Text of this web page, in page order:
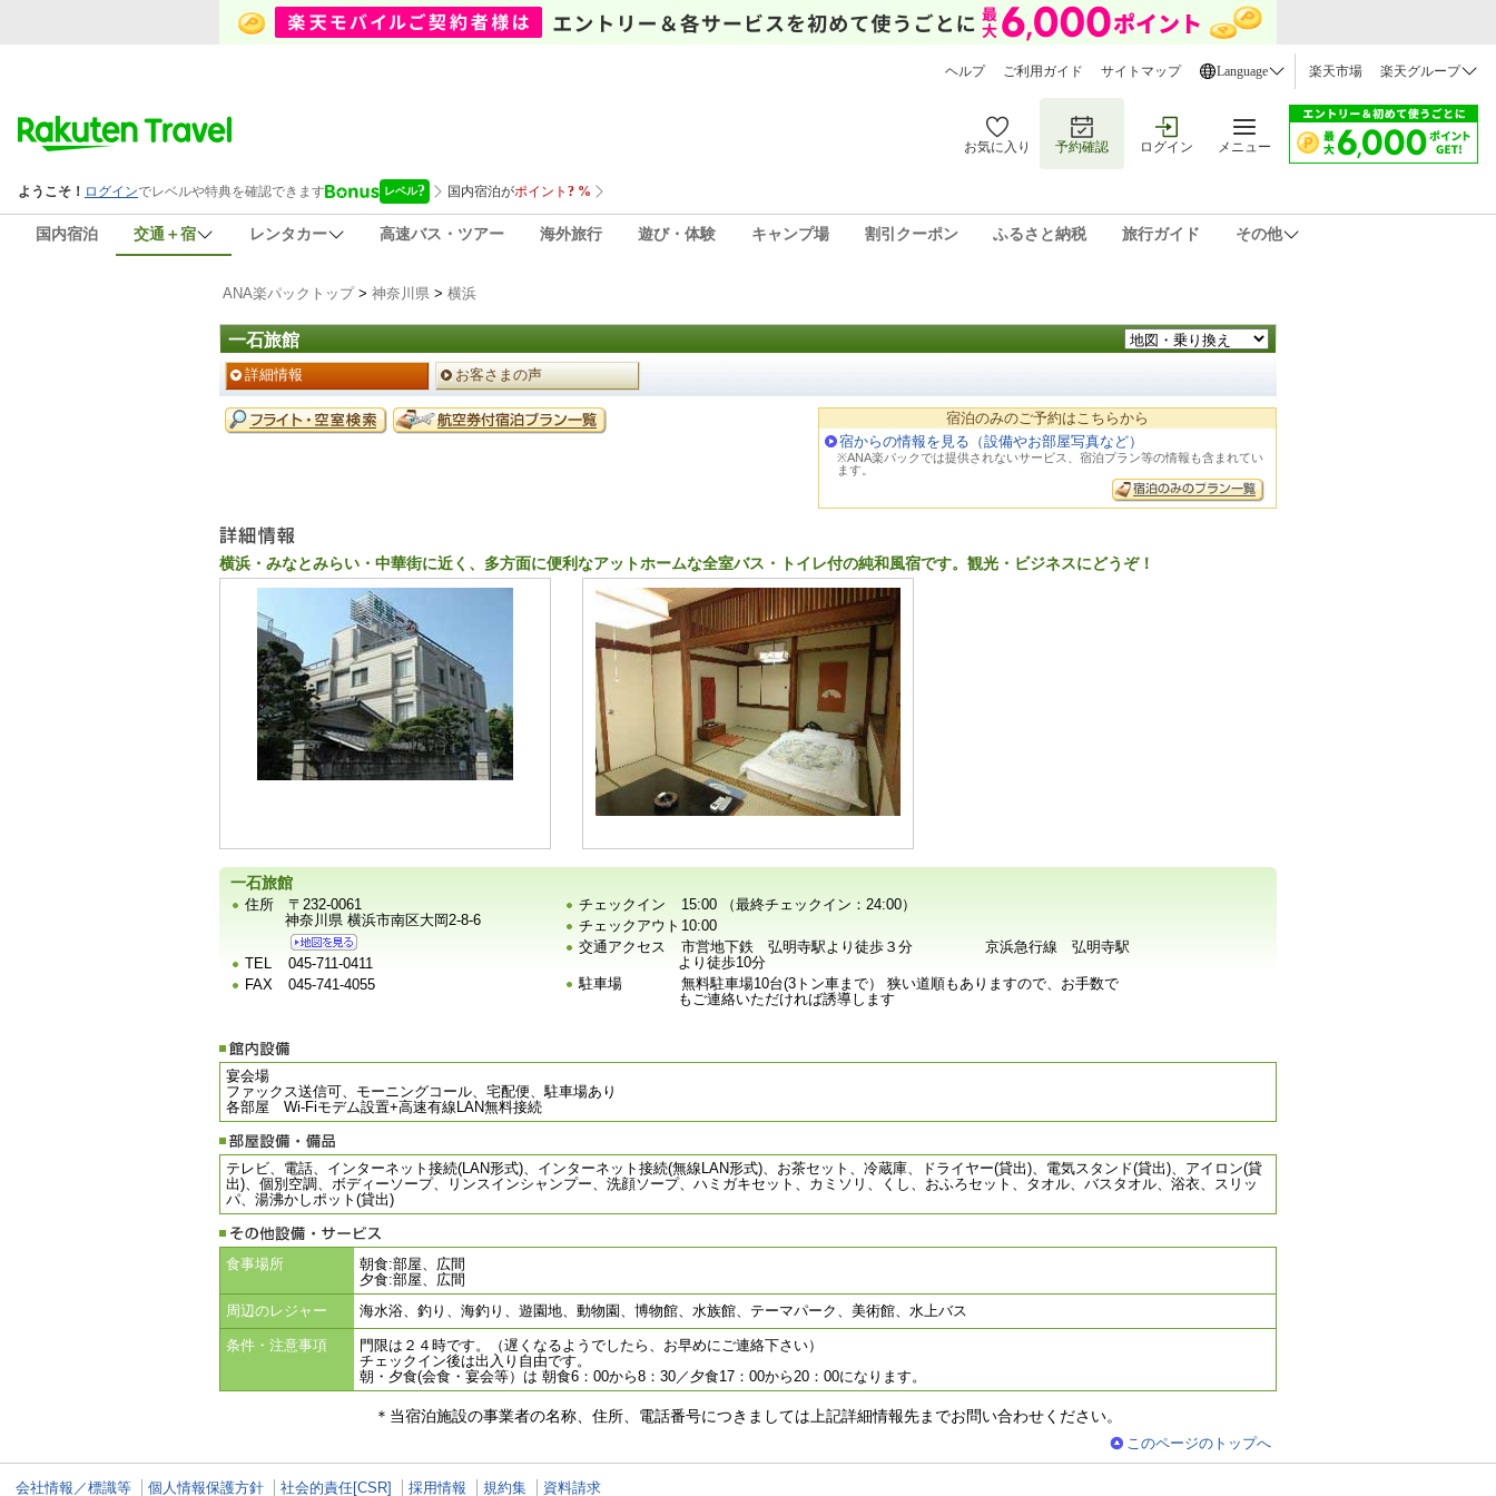
ヘルプ ご利用ガイド サイトマップ Language 楽天市場 楽天グループ
お気に入り 予約確認 ログイン メニュー
国内宿泊 交通＋宿 レンタカー 高速バス・ツアー 海外旅行 遊び・体験 キャンプ場 割引クーポン ふるさと納税 旅行ガイド その他
ANA楽パックトップ> 神奈川県 > 横浜
一石旅館
ペ
ー
ジ
メ
ニ
詳細情報 お客さまの声
予
約
宿泊のみのご予約はこちらから
宿からの情報を見る（設備やお部屋写真など）
※ANA楽パックでは提供されないサービス、宿泊プラン等の情報も含まれてい
ます。
横浜・みなとみらい・中華街に近く、多方面に便利なアットホームな全室バス・トイレ付の純和風宿です。観光・ビジネスにどうぞ！
一石旅館
住所
〒232-0061
神奈川県 横浜市南区大岡2-8-6
TEL
045-711-0411
FAX
045-741-4055
チェックイン
15:00 （最終チェックイン：24:00）
チェックアウト 10:00
交通アクセス
市営地下鉄 弘明寺駅より徒歩３分 京浜急行線 弘明寺駅
より徒歩10分
駐車場
無料駐車場10台(3トン車まで） 狭い道順もありますので、お手数で
もご連絡いただければ誘導します
宴会場
ファックス送信可、モーニングコール、宅配便、駐車場あり
各部屋 Wi-Fiモデム設置+高速有線LAN無料接続
テレビ、電話、インターネット接続(LAN形式)、インターネット接続(無線LAN形式)、お茶セット、冷蔵庫、ドライヤー(貸出)、電気スタンド(貸出)、アイロン(貸
出)、個別空調、ボディーソープ、リンスインシャンプー、洗顔ソープ、ハミガキセット、カミソリ、くし、おふろセット、タオル、バスタオル、浴衣、スリッ
パ、湯沸かしポット(貸出)
食事場所
朝食:部屋、広間
夕食:部屋、広間
周辺のレジャー
海水浴、釣り、海釣り、遊園地、動物園、博物館、水族館、テーマパーク、美術館、水上バス
条件・注意事項
門限は２４時です。（遅くなるようでしたら、お早めにご連絡下さい）
チェックイン後は出入り自由です。
朝・夕食(会食・宴会等）は 朝食6：00から8：30／夕食17：00から20：00になります。
＊当宿泊施設の事業者の名称、住所、電話番号につきましては上記詳細情報先までお問い合わせください。
このページのトップへ
会社情報／標識等 個人情報保護方針 社会的責任[CSR] 採用情報 規約集 資料請求